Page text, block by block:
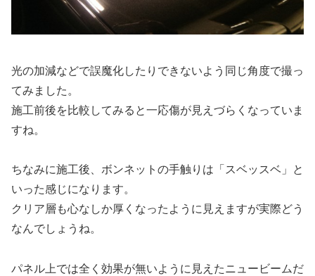
光の加減などで誤魔化したりできないよう同じ角度で撮っ
てみました。
施工前後を比較してみると一応傷が見えづらくなっていま
すね。
ちなみに施工後、ボンネットの手触りは「スベッスベ」と
いった感じになります。
クリア層も心なしか厚くなったように見えますが実際どう
なんでしょうね。
パネル上では全く効果が無いように見えたニュービームだ